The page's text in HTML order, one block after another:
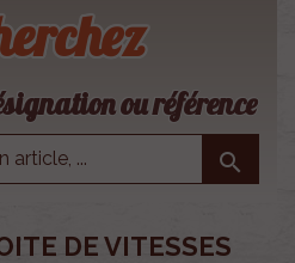
ou référence

DE VITESSES